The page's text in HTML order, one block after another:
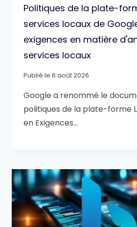
Politiques de la plate-
services locaux de
exigences en matière
services locaux
Publié le 6 août 2026
Google a renommé le
politiques de la plate-forme
en Exigences…